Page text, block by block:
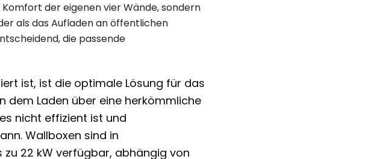
der eigenen vier Wände, sondern
als das Aufladen an öffentlichen
die passende
ist, ist die optimale Lösung für das
dem Laden über eine herkömmliche
nicht effizient ist und
Wallboxen sind in
22 kW verfügbar, abhängig von